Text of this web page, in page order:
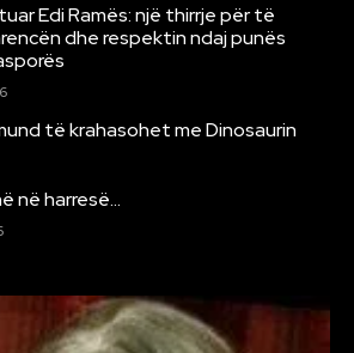
Edi Ramës: një thirrje për të
dhe respektin ndaj punës
të krahasohet me Dinosaurin
në harresë…